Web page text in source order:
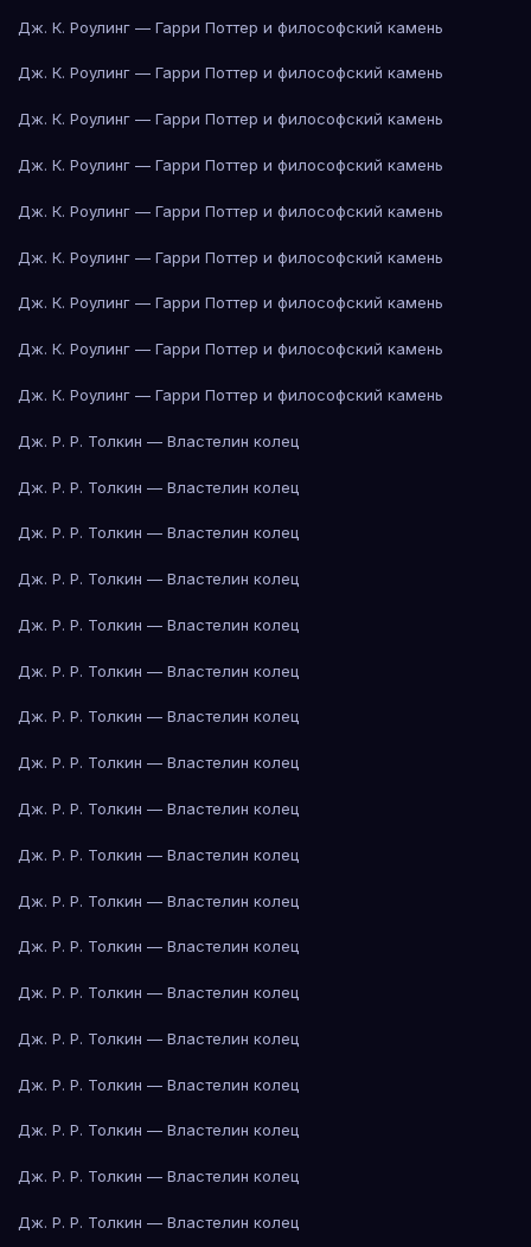
Дж. К. Роулинг — Гарри Поттер и философский камень
Дж. К. Роулинг — Гарри Поттер и философский камень
Дж. К. Роулинг — Гарри Поттер и философский камень
Дж. К. Роулинг — Гарри Поттер и философский камень
Дж. К. Роулинг — Гарри Поттер и философский камень
Дж. К. Роулинг — Гарри Поттер и философский камень
Дж. К. Роулинг — Гарри Поттер и философский камень
Дж. К. Роулинг — Гарри Поттер и философский камень
Дж. К. Роулинг — Гарри Поттер и философский камень
Дж. Р. Р. Толкин — Властелин колец
Дж. Р. Р. Толкин — Властелин колец
Дж. Р. Р. Толкин — Властелин колец
Дж. Р. Р. Толкин — Властелин колец
Дж. Р. Р. Толкин — Властелин колец
Дж. Р. Р. Толкин — Властелин колец
Дж. Р. Р. Толкин — Властелин колец
Дж. Р. Р. Толкин — Властелин колец
Дж. Р. Р. Толкин — Властелин колец
Дж. Р. Р. Толкин — Властелин колец
Дж. Р. Р. Толкин — Властелин колец
Дж. Р. Р. Толкин — Властелин колец
Дж. Р. Р. Толкин — Властелин колец
Дж. Р. Р. Толкин — Властелин колец
Дж. Р. Р. Толкин — Властелин колец
Дж. Р. Р. Толкин — Властелин колец
Дж. Р. Р. Толкин — Властелин колец
Дж. Р. Р. Толкин — Властелин колец